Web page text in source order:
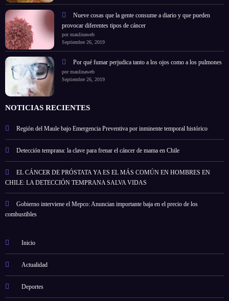
Nueve cosas que la gente consume a diario y que pueden
provocar diferentes tipos de cáncer
por maulinaweb
Septiembre 26, 2019
Por qué fumar perjudica tanto a los ojos como a los pulmones
por maulinaweb
Septiembre 26, 2019
NOTICIAS RECIENTES
Región del Maule bajo Emergencia Preventiva por inminente temporal histórico
Detección temprana: la clave para frenar el cáncer de mama en Chile
EL CÁNCER DE PRÓSTATA YA ES EL MÁS COMÚN EN HOMBRES EN
CHILE: LA DETECCIÓN TEMPRANA SALVA VIDAS
Gobierno interviene el Mepco: Anuncian importante baja en el precio de los
combustibles
Inicio
Actualidad
Deportes